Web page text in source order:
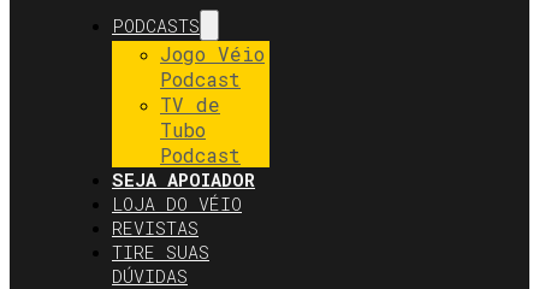
PODCASTS
Jogo Véio
Podcast
TV de
Tubo
Podcast
SEJA APOIADOR
LOJA DO VÉIO
REVISTAS
TIRE SUAS
DÚVIDAS